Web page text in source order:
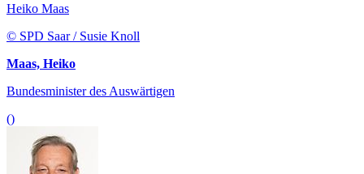
Heiko Maas
© SPD Saar / Susie Knoll
Maas, Heiko
Bundesminister des Auswärtigen
()